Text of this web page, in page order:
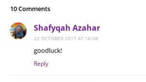
10 Comments
Shafyqah Azahar
22 OCTOBER 2017 AT 16:08
goodluck!
Reply